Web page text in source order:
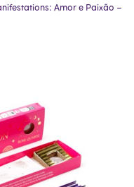
Amor e Paixão –